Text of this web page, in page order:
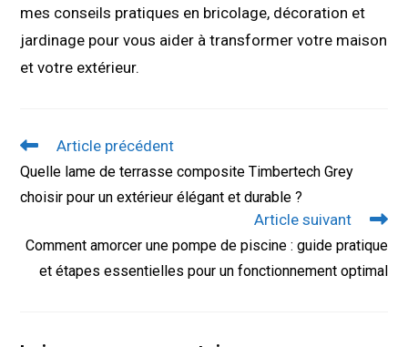
mes conseils pratiques en bricolage, décoration et
jardinage pour vous aider à transformer votre maison
et votre extérieur.
Read
articles
Article précédent
Quelle lame de terrasse composite Timbertech Grey
choisir pour un extérieur élégant et durable ?
Article suivant
Comment amorcer une pompe de piscine : guide pratique
et étapes essentielles pour un fonctionnement optimal